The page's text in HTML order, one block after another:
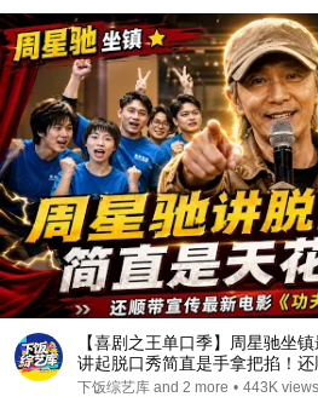
【喜剧之王单口季】周星驰坐
讲起脱口秀简直是手拿把掐！还
夫女足》！#周星驰 #搞笑
下饭综艺库 and 2 more • 443K views